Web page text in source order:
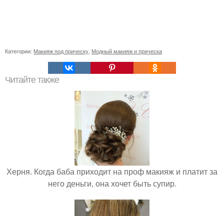
Категории: Макияж под прическу Модный макияж и прическа
Читайте также
Херня. Когда баба приходит на проф макияж и платит за
него деньги, она хочет быть супир.